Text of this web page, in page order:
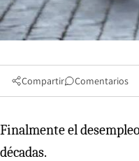
Compartir Comentarios
Finalmente el
décadas.